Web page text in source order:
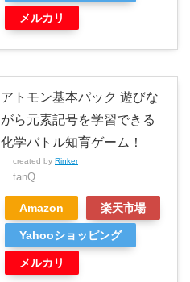
メルカリ
アトモン基本パック 遊びな
がら元素記号を学習できる
化学バトル知育ゲーム！
created by Rinker
tanQ
Amazon 楽天市場
Yahooショッピング
メルカリ